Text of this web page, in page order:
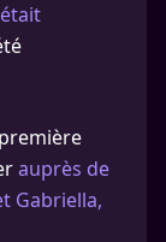
auprès de
Gabriella,